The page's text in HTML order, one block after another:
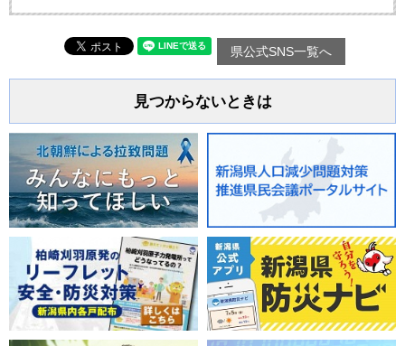
県公式SNS一覧へ
見つからないときは